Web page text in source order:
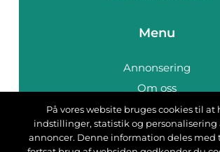
Menu
Annonsering
Om oss
Cookies
Kontakta oss
Sitemap
På vores website bruges cookies til at
indstillinger, statistik og personalisering
annoncer. Denne information deles med